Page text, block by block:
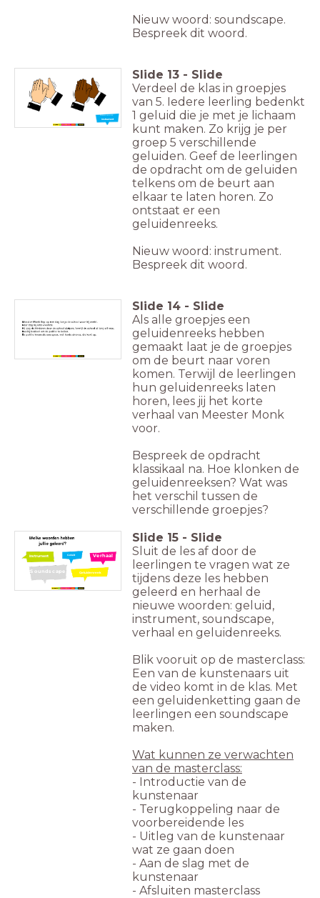
Nieuw woord: soundscape.
Bespreek dit woord.
Nieuw woord:
Instrument
Slide 13 - Slide
Verdeel de klas in groepjes
van 5. Iedere leerling bedenkt
1 geluid die je met je lichaam
kunt maken. Zo krijg je per
groep 5 verschillende
geluiden. Geef de leerlingen
de opdracht om de geluiden
telkens om de beurt aan
elkaar te laten horen. Zo
ontstaat er een
geluidenreeks.
Nieuw woord: instrument.
Bespreek dit woord.
Slide 14 - Slide
Als alle groepjes een
geluidenreeks hebben
gemaakt laat je de groepjes
om de beurt naar voren
komen. Terwijl de leerlingen
hun geluidenreeks laten
horen, lees jij het korte
verhaal van Meester Monk
voor.
Bespreek de opdracht
klassikaal na. Hoe klonken de
geluidenreeksen? Wat was
het verschil tussen de
verschillende groepjes?
Instrument
Soundscape Geluidenreek
s
Verhaal
Geluid
Slide 15 - Slide
Sluit de les af door de
leerlingen te vragen wat ze
tijdens deze les hebben
geleerd en herhaal de
nieuwe woorden: geluid,
instrument, soundscape,
verhaal en geluidenreeks.
Blik vooruit op de masterclass:
Een van de kunstenaars uit
de video komt in de klas. Met
een geluidenketting gaan de
leerlingen een soundscape
maken.
Wat kunnen ze verwachten
van de masterclass:
- Introductie van de
kunstenaar
- Terugkoppeling naar de
voorbereidende les
- Uitleg van de kunstenaar
wat ze gaan doen
- Aan de slag met de
kunstenaar
- Afsluiten masterclass